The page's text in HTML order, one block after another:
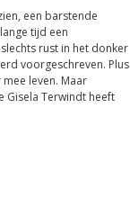
een barstende
tijd een
rust in het donker
voorgeschreven. Plus
leven. Maar
Gisela Terwindt heeft